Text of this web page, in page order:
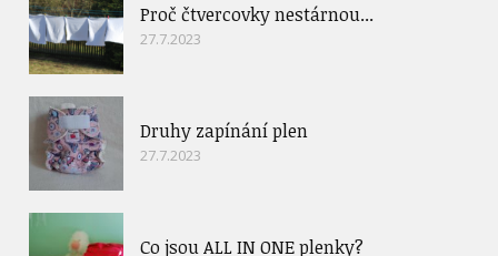
Proč čtvercovky nestárnou...
27.7.2023
Druhy zapínání plen
27.7.2023
Co jsou ALL IN ONE plenky?